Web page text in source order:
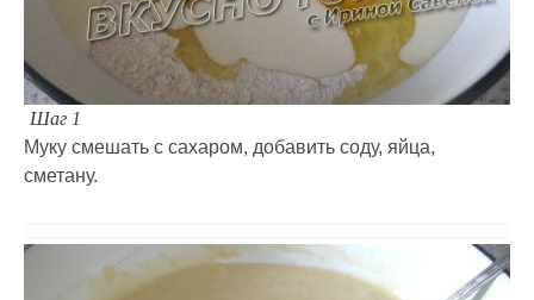
Шаг 1
Муку смешать с сахаром, добавить соду, яйца,
сметану.